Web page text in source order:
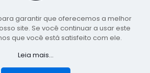
- Assessoria de Comunicação da
de São Bento do Una - PE
LumusWeb - Agência Digital
garantir que oferecemos a melhor
site. Se você continuar a usar este
que você está satisfeito com ele.
Leia mais...